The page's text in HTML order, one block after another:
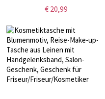
Reißverschluss, Weekender-
Tasche,
Geburtstags-/Hochzeitsgeschenk,
Geschenk für
Freundin/Freundin/Mutter
€ 20,99